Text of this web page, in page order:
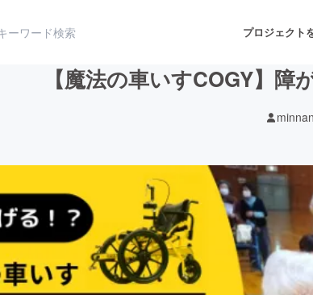
プロジェクト
アート・写真 音楽
テクノロジー・ガジェット ゲーム・サービ
映像・映画 書籍・雑誌出版
【魔法の車いすCOGY】